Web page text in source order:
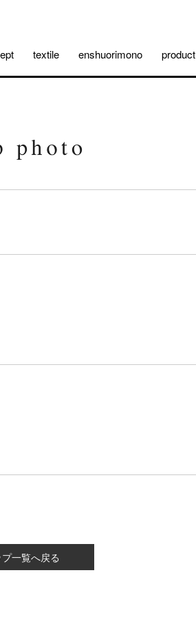
textile enshuorimono product
一覧へ戻る